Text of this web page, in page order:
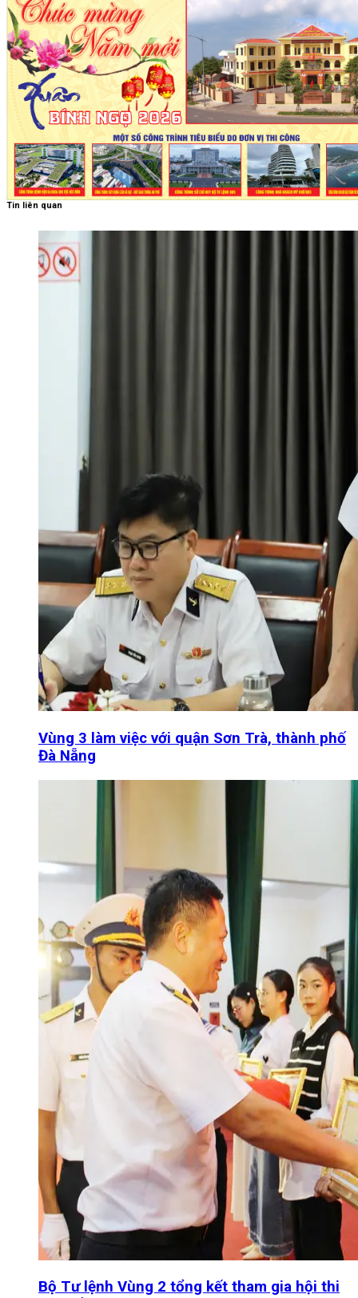
Tin liên quan
Vùng 3 làm việc với quận Sơn Trà, thành phố
Đà Nẵng
Bộ Tư lệnh Vùng 2 tổng kết tham gia hội thi